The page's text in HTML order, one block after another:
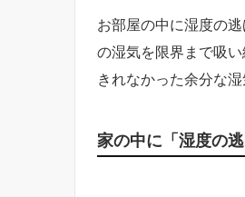
お部屋の中に湿度の
の湿気を限界まで吸
きれなかった余分な
家の中に「湿度の